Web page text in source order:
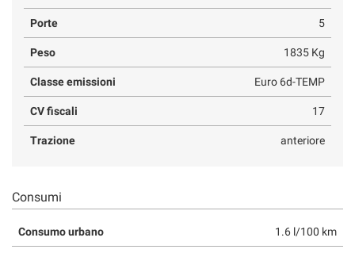
Porte 5
Peso 1835 Kg
Classe emissioni Euro 6d-TEMP
CV fiscali 17
Trazione anteriore
Consumi
Consumo urbano 1.6 l/100 km